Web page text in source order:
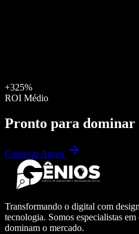
+325%
ROI Médio
Pronto para dominar
Começar Agora
Transformando o digital com
tecnologia. Somos especialistas
dominam o mercado.